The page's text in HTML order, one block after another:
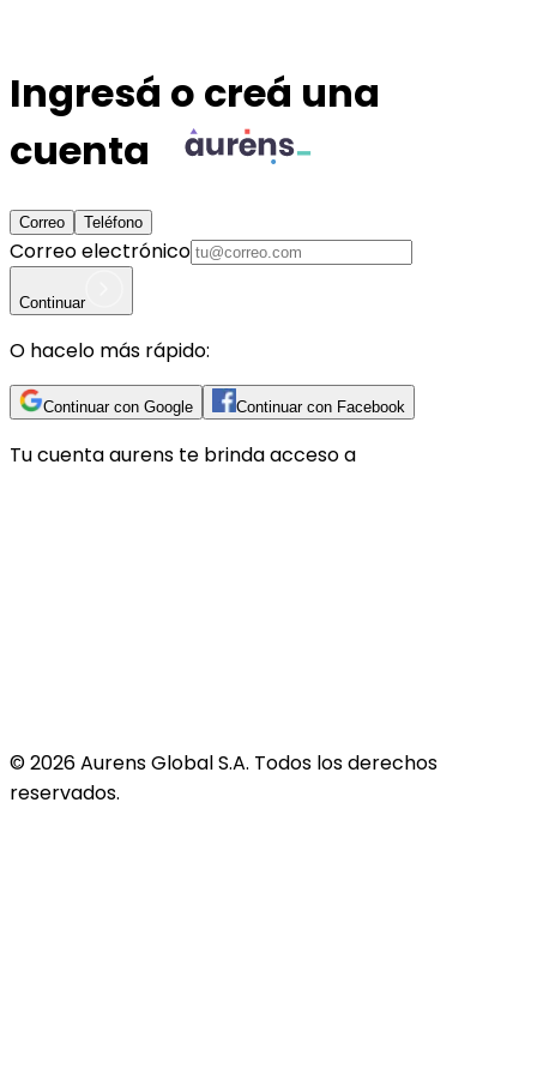
Ingresá o creá una
cuenta
Correo Teléfono
Correo electrónico
Continuar
O hacelo más rápido:
Continuar con Google Continuar con Facebook
Tu cuentaaurens te brinda acceso a
©2026Aurens Global S.A. Todos los derechos
reservados.